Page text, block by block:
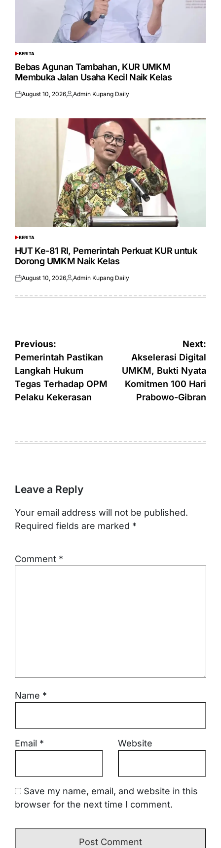
POSTED
IN
BERITA
Bebas Agunan Tambahan, KUR UMKM
Membuka Jalan Usaha Kecil Naik Kelas
Posted
August 10, 2026Posted
Admin Kupang Daily
POSTED
IN
BERITA
HUT Ke-81 RI, Pemerintah Perkuat KUR untuk
Dorong UMKM Naik Kelas
Posted
August 10, 2026Posted
Admin Kupang Daily
Post
navigation
Previous:
Pemerintah Pastikan
Langkah Hukum
Tegas Terhadap OPM
Pelaku Kekerasan
Next:
Akselerasi Digital
UMKM, Bukti Nyata
Komitmen 100 Hari
Prabowo-Gibran
Leave a Reply
Your email address will not be published.
Required fields are marked *
Comment *
Name *
Email * Website
Save my name, email, and website in this
browser for the next time I comment.